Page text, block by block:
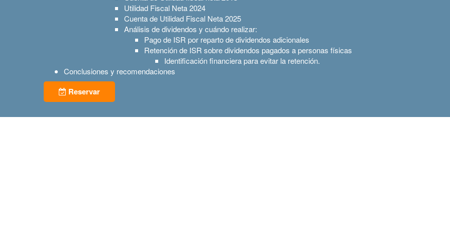
Utilidad Fiscal Neta 2024
Cuenta de Utilidad Fiscal Neta 2025
Análisis de dividendos y cuándo realizar:
Pago de ISR por reparto de dividendos adicionales
Retención de ISR sobre dividendos pagados a personas físicas
Identificación financiera para evitar la retención.
Conclusiones y recomendaciones
Reservar